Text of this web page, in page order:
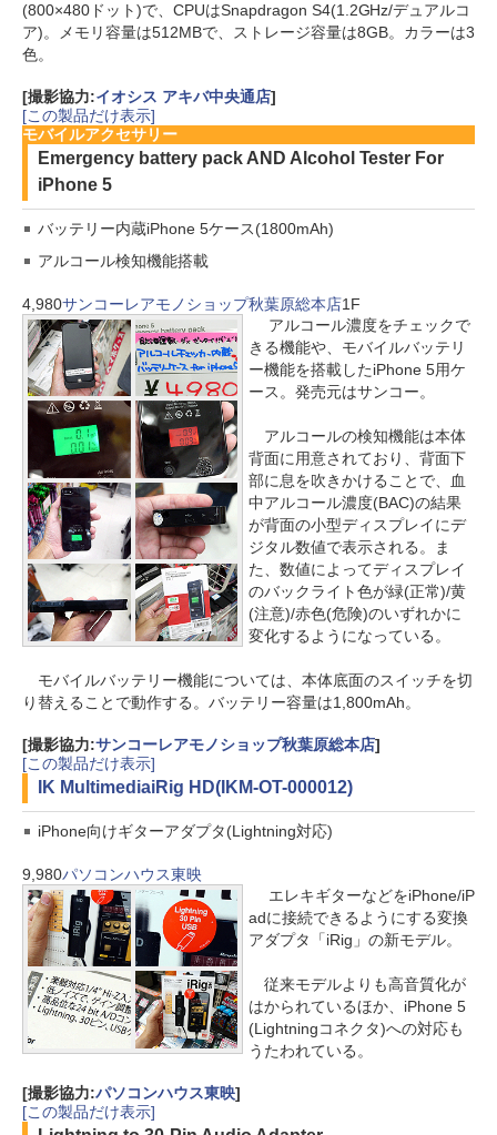
(800×480ドット)で、CPUはSnapdragon S4(1.2GHz/デュアルコ
ア)。メモリ容量は512MBで、ストレージ容量は8GB。カラーは3
色。
[撮影協力:イオシス アキバ中央通店]
[この製品だけ表示]
モバイルアクセサリー
Emergency battery pack AND Alcohol Tester For
iPhone 5
バッテリー内蔵iPhone 5ケース(1800mAh)
アルコール検知機能搭載
4,980サンコーレアモノショップ秋葉原総本店1F
アルコール濃度をチェックで
きる機能や、モバイルバッテリ
ー機能を搭載したiPhone 5用ケ
ース。発売元はサンコー。
アルコールの検知機能は本体
背面に用意されており、背面下
部に息を吹きかけることで、血
中アルコール濃度(BAC)の結果
が背面の小型ディスプレイにデ
ジタル数値で表示される。ま
た、数値によってディスプレイ
のバックライト色が緑(正常)/黄
(注意)/赤色(危険)のいずれかに
変化するようになっている。
モバイルバッテリー機能については、本体底面のスイッチを切
り替えることで動作する。バッテリー容量は1,800mAh。
[撮影協力:サンコーレアモノショップ秋葉原総本店]
[この製品だけ表示]
IK MultimediaiRig HD(IKM-OT-000012)
iPhone向けギターアダプタ(Lightning対応)
9,980パソコンハウス東映
エレキギターなどをiPhone/iP
adに接続できるようにする変換
アダプタ「iRig」の新モデル。
従来モデルよりも高音質化が
はかられているほか、iPhone 5
(Lightningコネクタ)への対応も
うたわれている。
[撮影協力:パソコンハウス東映]
[この製品だけ表示]